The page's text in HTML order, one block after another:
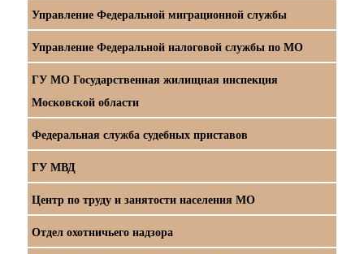
Управление Федеральной миграционной службы
Управление Федеральной налоговой службы по МО
ГУ МО Государственная жилищная инспекция
Московской области
Федеральная служба судебных приставов
ГУ МВД
Центр по труду и занятости населения МО
Отдел охотничьего надзора